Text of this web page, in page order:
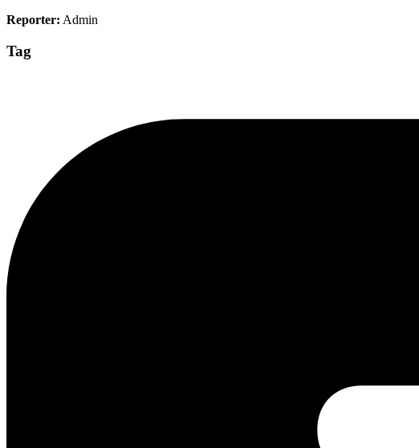
Reporter: Admin
Tag